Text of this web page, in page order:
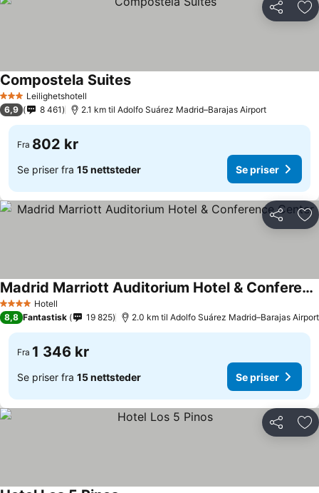
Del
3 StjernerLeilighetshotell
Compostela SuitesSe priser
6,9 8 461 2.1 km til Adolfo Suárez Madrid–Barajas Airport
Fra 802 kr
Se priser fra 15 nettsteder Se priser
Del
4 StjernerHotell
Madrid Marriott Auditorium Hotel & Conference Center
Se priser
8,8 Fantastisk 19 825 2.0 km til Adolfo Suárez Madrid–Barajas Airport
Fra 1 346 kr
Se priser fra 15 nettsteder Se priser
Del